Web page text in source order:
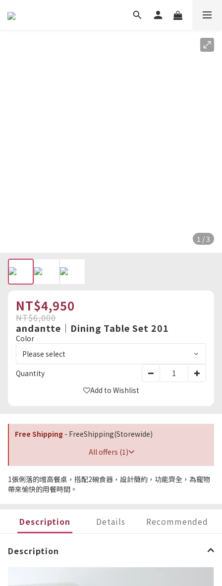
1 / 3
NT$4,950
NT$6,000
andantte｜Dining Table Set 201
Color
Quantity
Add to Wishlist
Free Shipping - FreeShipping(Storewide)
All offers (1)
1張俐落的增高餐桌，搭配2碗食器，設計簡約，功能齊全，為寵物
帶來愉快的用餐時間。
Description Details Recommended
Description